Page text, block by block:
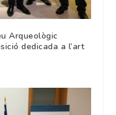
Arqueològic
dedicada a l’art